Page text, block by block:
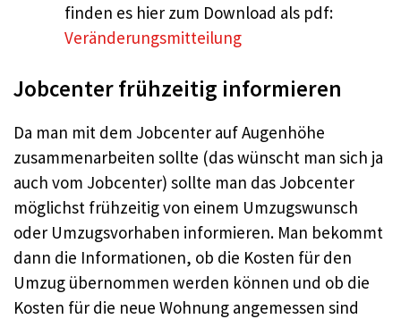
finden es hier zum Download als pdf:
Veränderungsmitteilung
Jobcenter frühzeitig informieren
Da man mit dem Jobcenter auf Augenhöhe
zusammenarbeiten sollte (das wünscht man sich ja
auch vom Jobcenter) sollte man das Jobcenter
möglichst frühzeitig von einem Umzugswunsch
oder Umzugsvorhaben informieren. Man bekommt
dann die Informationen, ob die Kosten für den
Umzug übernommen werden können und ob die
Kosten für die neue Wohnung angemessen sind